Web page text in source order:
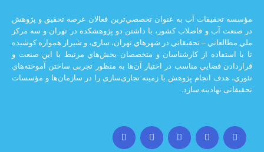
آب به عنوان تخصصي‌ترين فعالان عرصه تحقيق و پژوهش
و فاضلاب كشور، با داشتن دو پژوهشكده در تهران و سه مركز
– تحقيقاتي در شهرهاي تهران،‌ ساری، و شيراز‌ همواره كوشيده
از كارشناسان و متخصصان بخش‌هاي مرتبط با اين صنعت و
مناسب در اختيار آن‌ها به منظور تجربی ساختن آموخته‌هاي
انجام پژوهش با زمينه تجاری‌سازی را در سازمان‌ها و مؤسسات
سازد.